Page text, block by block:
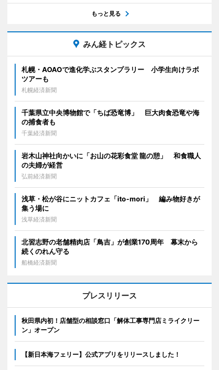
もっと見る
みん経トピックス
札幌・AOAOで進化学ぶスタンプラリー 小学生向けラボ
ツアーも
札幌経済新聞
千葉県立中央博物館で「ちば恐竜博」 巨大肉食恐竜や海
の捕食者も
千葉経済新聞
岩木山神社向かいに「お山の花彩食堂 龍の憩」 和食職人
の夫婦が経営
弘前経済新聞
浅草・松が谷にニットカフェ「ito-mori」 編み物好きが
集う場に
浅草経済新聞
北習志野の老舗精肉店「鳥吉」が創業170周年 幕末から
続くのれん守る
船橋経済新聞
プレスリリース
秋田県内初！店舗型の相談窓口「解体工事専門店ミライクリー
ン」オープン
【新日本海フェリー】公式アプリをリリースしました！